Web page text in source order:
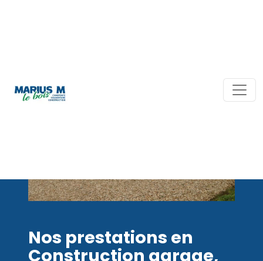
Nos prestations en
Construction garage,